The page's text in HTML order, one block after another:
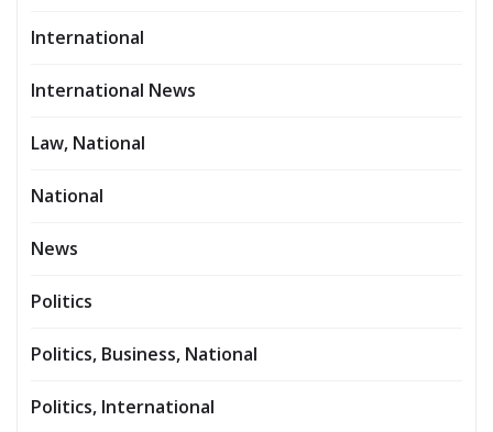
International
International News
Law, National
National
News
Politics
Politics, Business, National
Politics, International